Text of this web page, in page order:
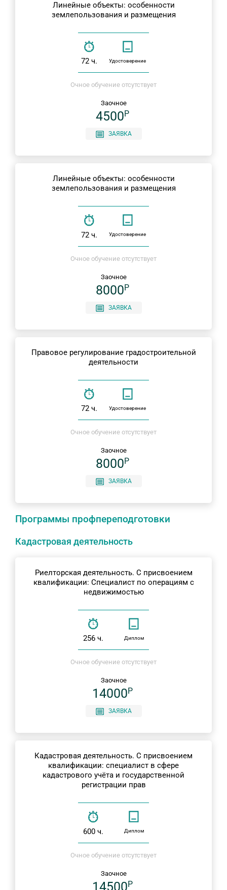
Линейные объекты: особенности
землепользования и размещения
72 ч. Удостоверение
Очное обучение отсутствует
Заочное
4500P
ЗАЯВКА
Линейные объекты: особенности
землепользования и размещения
72 ч. Удостоверение
Очное обучение отсутствует
Заочное
8000P
ЗАЯВКА
Правовое регулирование градостроительной
деятельности
72 ч. Удостоверение
Очное обучение отсутствует
Заочное
8000P
ЗАЯВКА
Программы профпереподготовки
Кадастровая деятельность
Риелторская деятельность. С присвоением
квалификации: Специалист по операциям с
недвижимостью
256 ч. Диплом
Очное обучение отсутствует
Заочное
14000P
ЗАЯВКА
Кадастровая деятельность. С присвоением
квалификации: специалист в сфере
кадастрового учёта и государственной
регистрации прав
600 ч. Диплом
Очное обучение отсутствует
Заочное
14500P